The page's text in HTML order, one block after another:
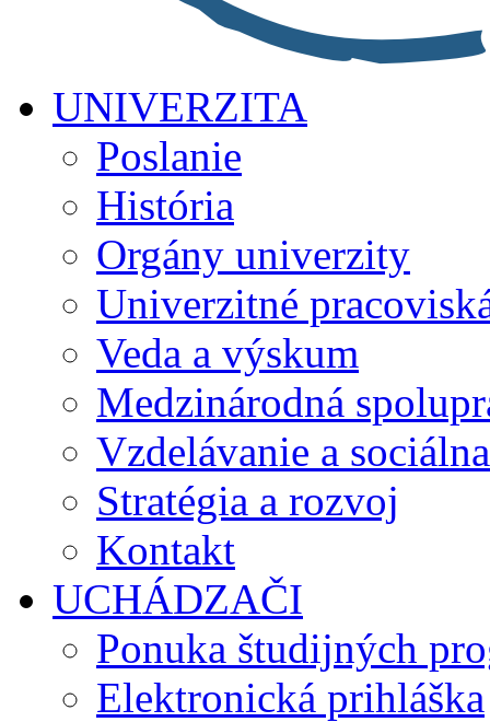
UNIVERZITA
Poslanie
História
Orgány univerzity
Univerzitné
Veda a výskum
Medzinárodná
Vzdelávanie a
Stratégia a rozvoj
Kontakt
UCHÁDZAČI
Ponuka študijných
Elektronická prihláška